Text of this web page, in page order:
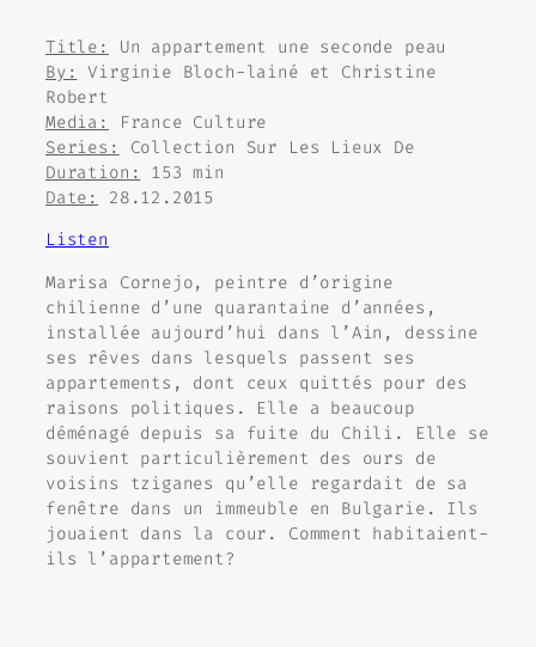
Title:
Un appartement une seconde peau
By: Virginie Bloch-lainé et Christine
Robert
Media:
France Culture
Series:
Collection Sur Les Lieux De
Duration:
153 min
Date:
28.12.2015
Listen
Marisa Cornejo, peintre d’origine
chilienne d’une quarantaine d’années,
installée aujourd’hui dans l’Ain, dessine
ses rêves dans lesquels passent ses
appartements, dont ceux quittés pour des
raisons politiques. Elle a beaucoup
déménagé depuis sa fuite du Chili. Elle se
souvient particulièrement des ours de
voisins tziganes qu’elle regardait de sa
fenêtre dans un immeuble en Bulgarie. Ils
jouaient dans la cour. Comment habitaient-
ils l’appartement?